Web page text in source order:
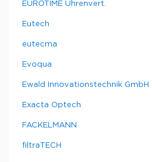
EUROTIME Uhrenvert.
Eutech
eutecma
Evoqua
Ewald Innovationstechnik GmbH
Exacta Optech
FACKELMANN
filtraTECH